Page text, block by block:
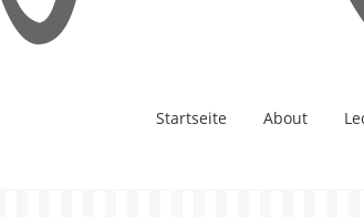
Startseite About